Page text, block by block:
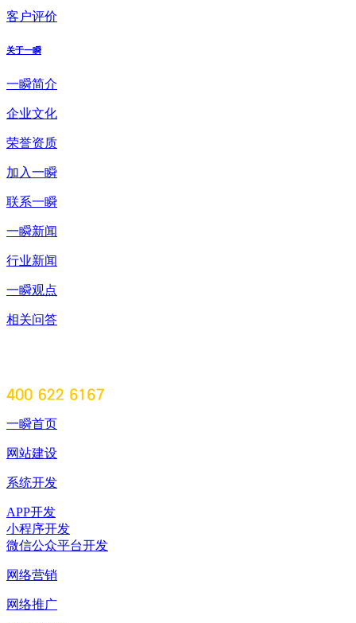
客户评价
关于一瞬
一瞬简介
企业文化
荣誉资质
加入一瞬
联系一瞬
一瞬新闻
行业新闻
一瞬观点
相关问答
一瞬首页
网站建设
系统开发
APP开发
小程序开发
微信公众平台开发
网络营销
网络推广